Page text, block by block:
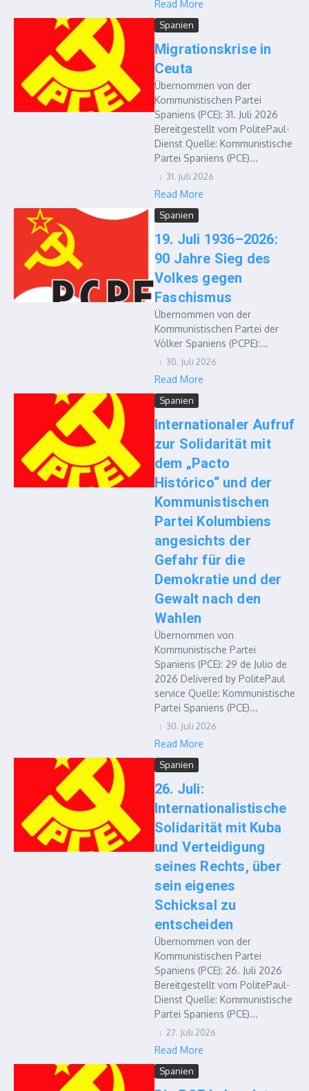
Read More
Spanien
Migrationskrise in
Ceuta
Übernommen von der
Kommunistischen Partei
Spaniens (PCE): 31. Juli 2026
Bereitgestellt vom PolitePaul-
Dienst Quelle: Kommunistische
Partei Spaniens (PCE)...
31. Juli 2026
Read More
Spanien
19. Juli 1936–2026:
90 Jahre Sieg des
Volkes gegen
Faschismus
Übernommen von der
Kommunistischen Partei der
Völker Spaniens (PCPE):...
30. Juli 2026
Read More
Spanien
Internationaler Aufruf
zur Solidarität mit
dem „Pacto
Histórico“ und der
Kommunistischen
Partei Kolumbiens
angesichts der
Gefahr für die
Demokratie und der
Gewalt nach den
Wahlen
Übernommen von
Kommunistische Partei
Spaniens (PCE): 29 de Julio de
2026 Delivered by PolitePaul
service Quelle: Kommunistische
Partei Spaniens (PCE)...
30. Juli 2026
Read More
Spanien
26. Juli:
Internationalistische
Solidarität mit Kuba
und Verteidigung
seines Rechts, über
sein eigenes
Schicksal zu
entscheiden
Übernommen von der
Kommunistischen Partei
Spaniens (PCE): 26. Juli 2026
Bereitgestellt vom PolitePaul-
Dienst Quelle: Kommunistische
Partei Spaniens (PCE)...
27. Juli 2026
Read More
Spanien